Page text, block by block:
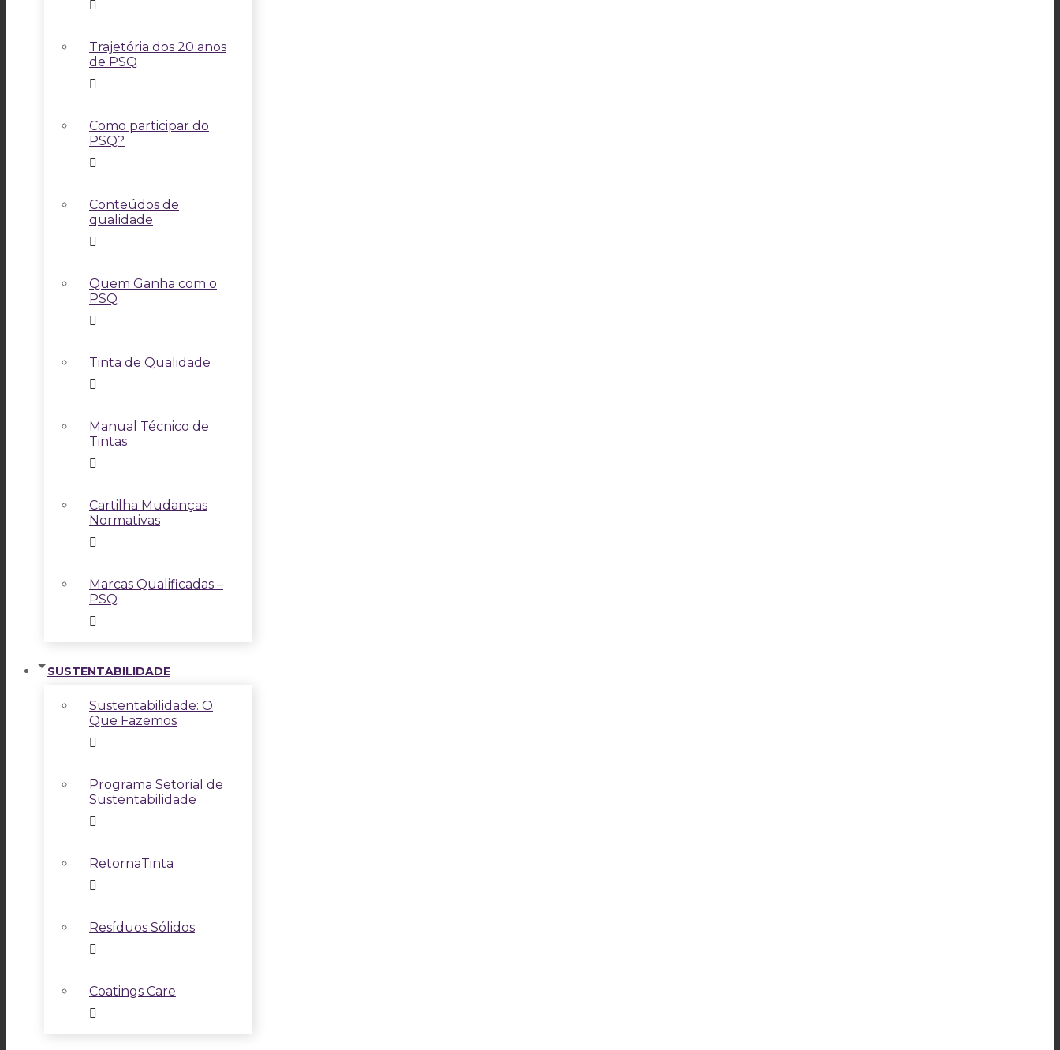
Trajetória dos 20 anos
de PSQ
Como participar do
PSQ?
Conteúdos de
qualidade
Quem Ganha com o
PSQ
Tinta de Qualidade
Manual Técnico de
Tintas
Cartilha Mudanças
Normativas
Marcas Qualificadas –
PSQ
SUSTENTABILIDADE
Sustentabilidade: O
Que Fazemos
Programa Setorial de
Sustentabilidade
RetornaTinta
Resíduos Sólidos
Coatings Care